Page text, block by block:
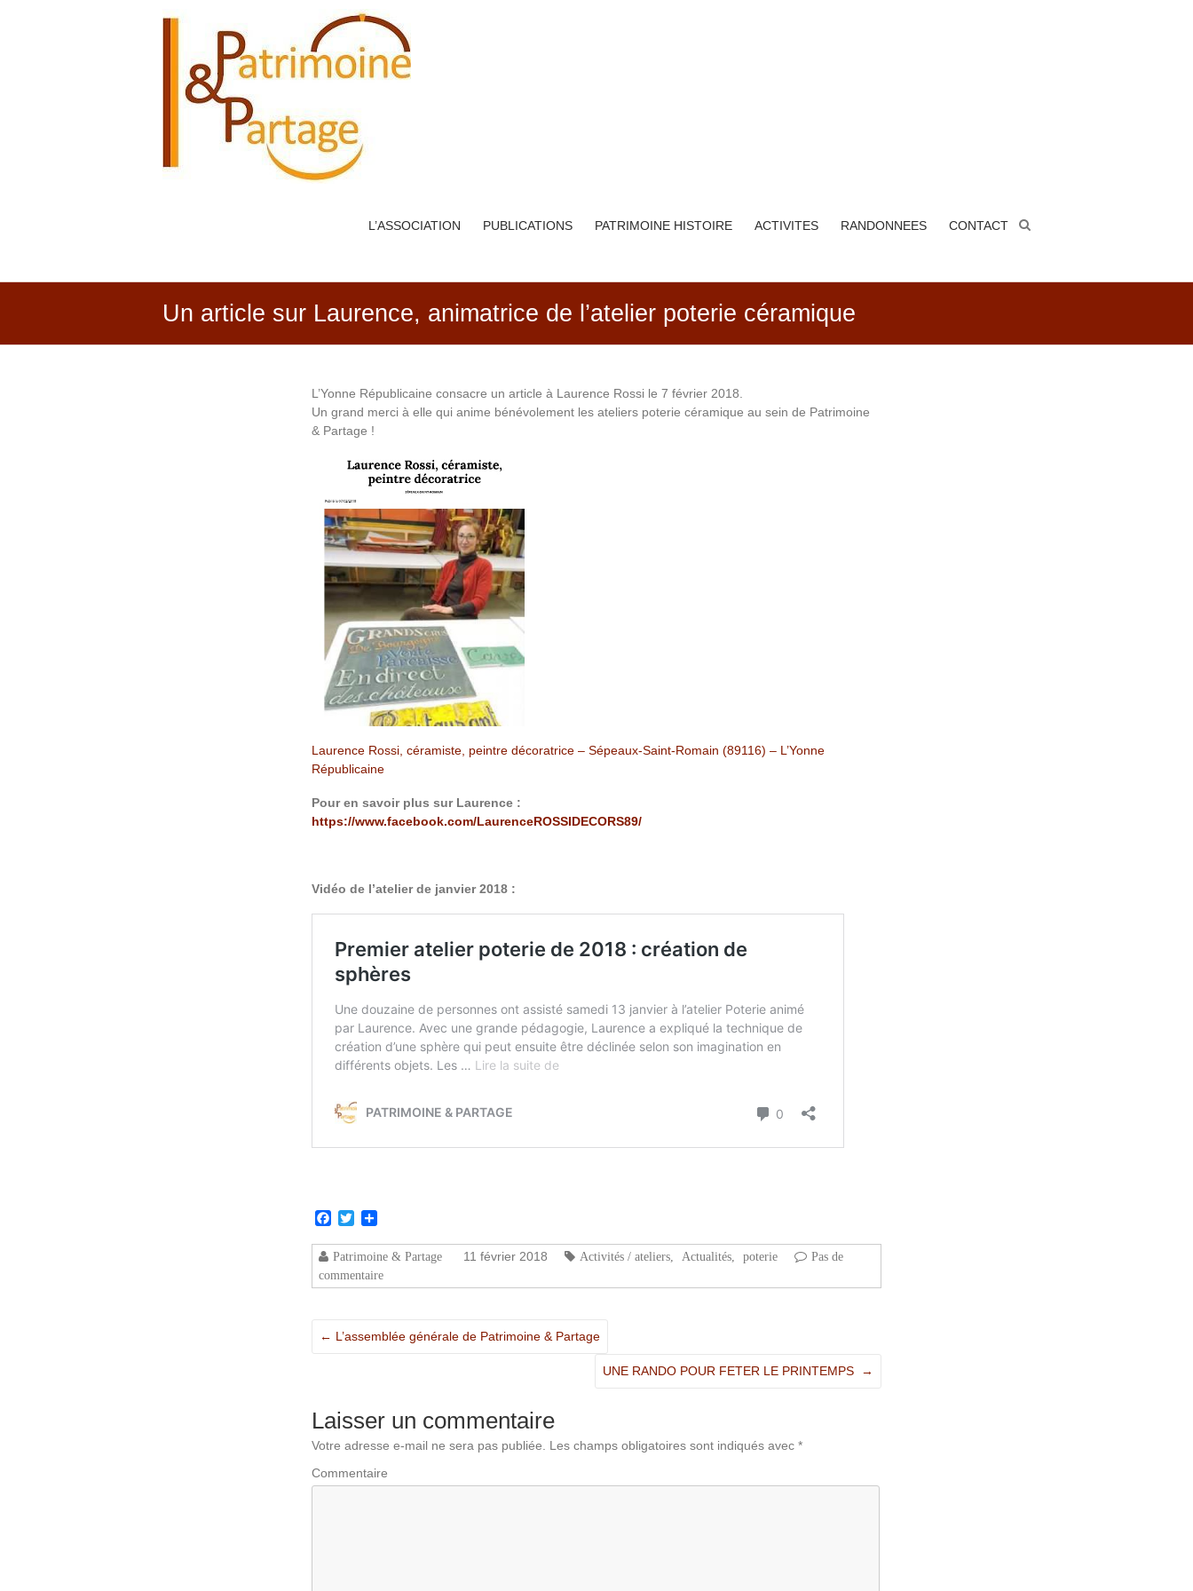
PATRIMOINE
PARTAGE
L’ASSOCIATION PUBLICATIONS PATRIMOINE HISTOIRE ACTIVITES RANDONNEES CONTACT
Un article sur Laurence, animatrice de l’atelier poterie céramique
L’Yonne Républicaine consacre un article à Laurence Rossi le 7 février 2018.
Un grand merci à elle qui anime bénévolement les ateliers poterie céramique au sein de Patrimoine
& Partage !
Laurence Rossi, céramiste, peintre décoratrice – Sépeaux-Saint-Romain (89116) – L’Yonne
Républicaine
Pour en savoir plus sur Laurence :
https://www.facebook.com/LaurenceROSSIDECORS89/
Vidéo de l’atelier de janvier 2018 :
Facebook
Twitter
Patrimoine & Partage 11 février 2018 Activités / ateliers Actualités poterie
Pas de
commentaire
← L’assemblée générale de Patrimoine & Partage
UNE RANDO POUR FETER LE PRINTEMPS →
Laisser un commentaire
Votre adresse e-mail ne sera pas publiée. Les champs obligatoires sont indiqués avec*
Commentaire